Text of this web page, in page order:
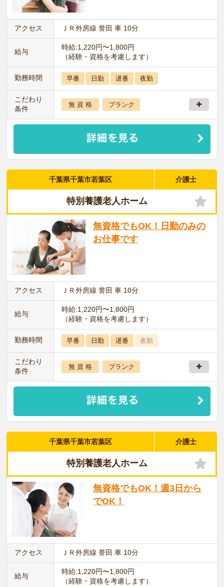
アクセス ＪＲ外房線 誉田 車 10分
給与
時給:1,220円〜1,800円
（経験・資格を考慮します）
勤務時間 早番 日勤 遅番 夜勤
こだわり
条件
無 資 格 ブランク
千葉県千葉市若葉区 介護士
特別養護老人ホーム
無資格でもOK！日勤のみの
お仕事です
アクセス ＪＲ外房線 誉田 車 10分
給与
時給:1,220円〜1,800円
（経験・資格を考慮します）
勤務時間 早番 日勤 遅番 夜勤
こだわり
条件
無 資 格 ブランク
千葉県千葉市若葉区 介護士
特別養護老人ホーム
無資格でもOK！週3日から
でOK！
アクセス ＪＲ外房線 誉田 車 10分
給与
時給:1,220円〜1,800円
（経験・資格を考慮します）